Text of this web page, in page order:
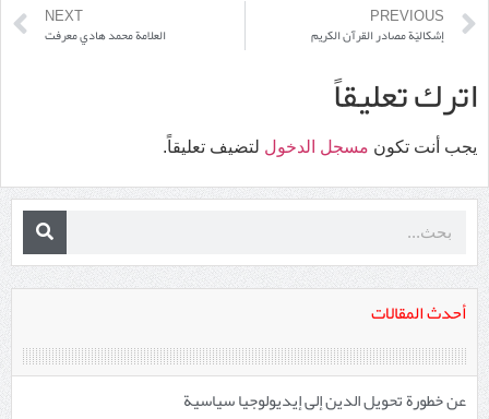
أحدث المقالات
عن خطورة تحويل الدين إلى إيديولوجيا سياسية
PREVIOUS
إشكاليّة مصادر القرآن الكريم
NEXT
العلامة محمد هادي معرفت
اترك تعليقاً
يجب أنت تكون مسجل الدخول لتضيف تعليقاً.